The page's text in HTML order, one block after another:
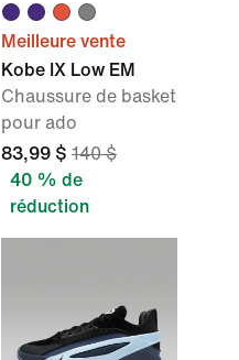
Meilleure vente
Kobe IX Low EM
Chaussure de basket
pour ado
83,99 $ 140 $
40 % de
réduction